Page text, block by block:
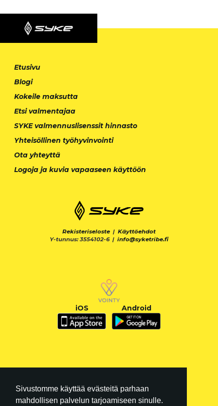
Sivustomme käyttää evästeitä parhaan
mahdollisen palvelun tarjoamiseen sinulle.
Etusivu
Blogi
Kokeile maksutta
Etsi valmentajaa
SYKE valmennuslisenssit hinnasto
Yhteisöllinen työhyvinvointi
Ota yhteyttä
Logoja ja kuvia vapaaseen käyttöön
Rekisteriseloste | Käyttöehdot
Y-tunnus: 3554102-6 | info@syketribe.fi
iOS Android